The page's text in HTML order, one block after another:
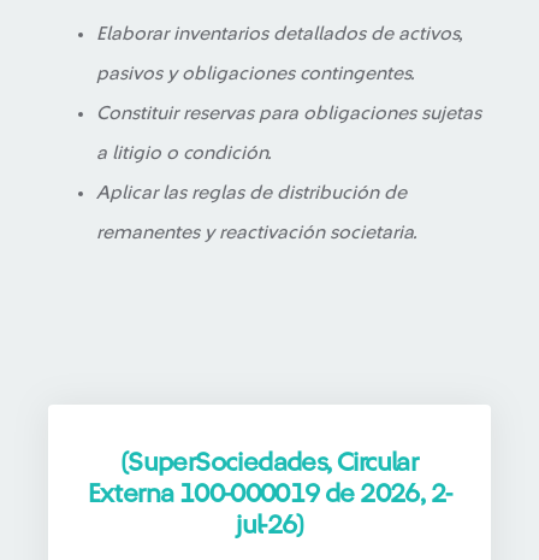
Elaborar inventarios detallados de activos,
pasivos y obligaciones contingentes.
Constituir reservas para obligaciones sujetas
a litigio o condición.
Aplicar las reglas de distribución de
remanentes y reactivación societaria.
(SuperSociedades, Circular
Externa 100-000019 de 2026, 2-
jul-26)